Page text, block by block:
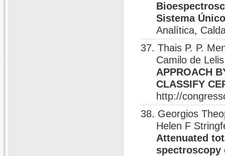
Sistema
Analítica,
37. Thais P. P.
Camilo de
APPROACH
CLASSIFY
http://
38. Georgios
Helen F
Attenuated
spectroscopy